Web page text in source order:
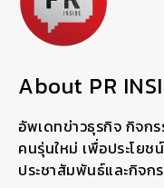
About PR
อัพเดทข่าวธุรกิจ กิจก
คนรุ่นใหม่ เพื่อประโย
ประชาสัมพันธ์และกิจก